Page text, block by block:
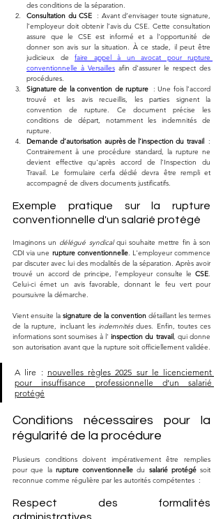
des conditions de la séparation.
Consultation du CSE : Avant d’envisager toute signature,
l’employeur doit obtenir l’avis du CSE. Cette consultation
assure que le CSE est informé et a l'opportunité de
donner son avis sur la situation. À ce stade, il peut être
judicieux de faire appel à un avocat pour rupture
conventionnelle à Versailles afin d'assurer le respect des
procédures.
Signature de la convention de rupture : Une fois l’accord
trouvé et les avis recueillis, les parties signent la
convention de rupture. Ce document précise les
conditions de départ, notamment les indemnités de
rupture.
Demande d’autorisation auprès de l’inspection du travail :
Contrairement à une procédure standard, la rupture ne
devient effective qu'après accord de l’Inspection du
Travail. Le formulaire cerfa dédié devra être rempli et
accompagné de divers documents justificatifs.
Exemple pratique sur la rupture
conventionnelle d'un salarié protégé
Imaginons un délégué syndical qui souhaite mettre fin à son
CDI via une rupture conventionnelle. L'employeur commence
par discuter avec lui des modalités de la séparation. Après avoir
trouvé un accord de principe, l’employeur consulte le CSE.
Celui-ci émet un avis favorable, donnant le feu vert pour
poursuivre la démarche.
Vient ensuite la signature de la convention détaillant les termes
de la rupture, incluant les indemnités dues. Enfin, toutes ces
informations sont soumises à l' inspection du travail, qui donne
son autorisation avant que la rupture soit officiellement validée.
A lire : nouvelles règles 2025 sur le licenciement
pour insuffisance professionnelle d’un salarié
protégé
Conditions nécessaires pour la
régularité de la procédure
Plusieurs conditions doivent impérativement être remplies
pour que la rupture conventionnelle du salarié protégé soit
reconnue comme régulière par les autorités compétentes  :
Respect des formalités